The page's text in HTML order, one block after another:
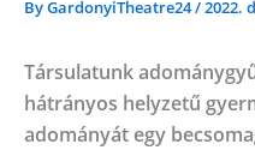
ByGardonyiTheatre24/2022.
Társulatunk
hátrányos helyzetű
adományát egy